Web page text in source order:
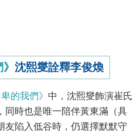
沈熙燮詮釋李俊煥
的我們》 中，沈熙燮飾演崔氏
同時也是唯一陪伴黃東滿（具
友陷入低谷時，仍選擇默默守